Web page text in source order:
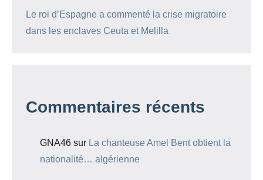
Le roi d’Espagne a commenté la crise migratoire
dans les enclaves Ceuta et Melilla
Commentaires récents
GNA46 sur La chanteuse Amel Bent obtient la
nationalité… algérienne